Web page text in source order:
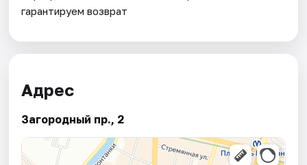
гарантируем возврат
Адрес
Загородный пр., 2